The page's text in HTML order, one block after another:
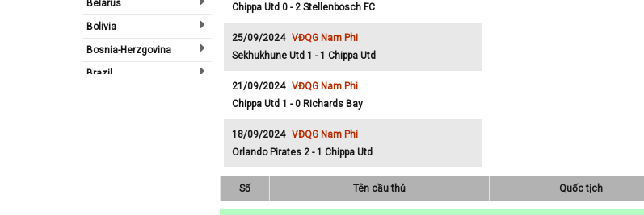
Belarus
Bolivia
Bosnia-Herzgovina
Brazil
Chippa Utd 0 - 2 Stellenbosch FC
25/09/2024 VĐQG Nam Phi
Sekhukhune Utd 1 - 1 Chippa Utd
21/09/2024 VĐQG Nam Phi
Chippa Utd 1 - 0 Richards Bay
18/09/2024 VĐQG Nam Phi
Orlando Pirates 2 - 1 Chippa Utd
Số Tên cầu thủ Quốc tịch